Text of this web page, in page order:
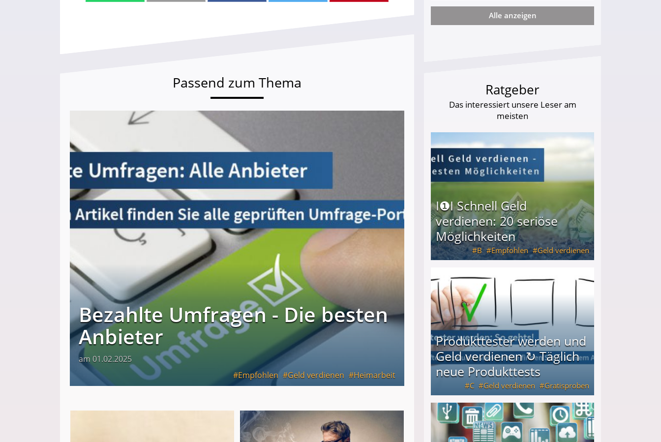
Passend zum Thema
Bezahlte Umfragen - Die besten
Anbieter
am 01.02.2025
Empfohlen
Geld verdienen Heimarbeit
Nach öffentlichem Aufschrei: Hartz-IV-Bettler darf Geld behalten!
Alle anzeigen
Ratgeber
Das interessiert unsere Leser am
meisten
I❶I Schnell Geld
verdienen: 20 seriöse
Möglichkeiten
B Empfohlen Geld verdienen
I❶I Schnell Geld verdienen: 20 seriöse Möglichkeiten
Produkttester werden und
Geld verdienen ↻ Täglich
neue Produkttests
C Geld verdienen Gratisproben
Produkttester werden und Geld verdienen ↻ Täglich neue Produkttests